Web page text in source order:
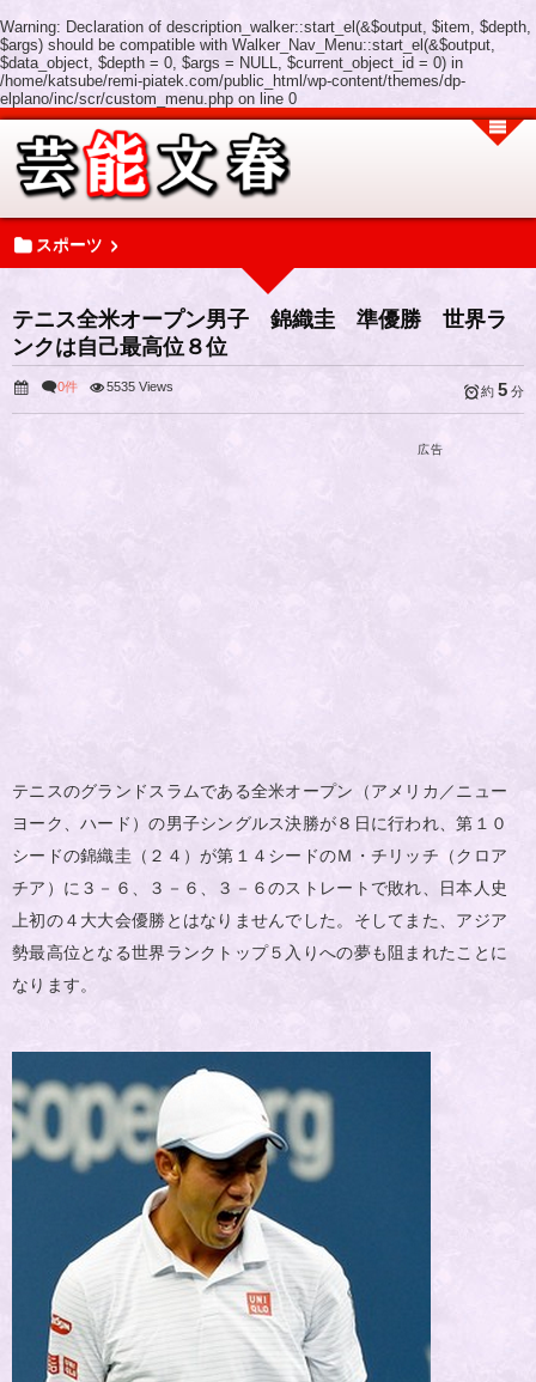
Warning: Declaration of description_walker::start_el(&$output, $item, $depth,
$args) should be compatible with Walker_Nav_Menu::start_el(&$output,
$data_object, $depth = 0, $args = NULL, $current_object_id = 0) in
/home/katsube/remi-piatek.com/public_html/wp-content/themes/dp-
elplano/inc/scr/custom_menu.php on line 0
スポーツ
テニス全米オープン男子 錦織圭 準優勝 世界ラ
ンクは自己最高位８位
0件 5535 Views 約 5 分
広告
テニスのグランドスラムである全米オープン（アメリカ／ニュー
ヨーク、ハード）の男子シングルス決勝が８日に行われ、第１０
シードの錦織圭（２４）が第１４シードのＭ・チリッチ（クロア
チア）に３－６、３－６、３－６のストレートで敗れ、日本人史
上初の４大大会優勝とはなりませんでした。そしてまた、アジア
勢最高位となる世界ランクトップ５入りへの夢も阻まれたことに
なります。